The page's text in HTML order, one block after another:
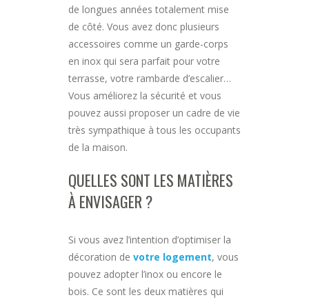
de longues années totalement mise
de côté. Vous avez donc plusieurs
accessoires comme un garde-corps
en inox qui sera parfait pour votre
terrasse, votre rambarde d’escalier…
Vous améliorez la sécurité et vous
pouvez aussi proposer un cadre de vie
très sympathique à tous les occupants
de la maison.
QUELLES SONT LES MATIÈRES
À ENVISAGER ?
Si vous avez l’intention d’optimiser la
décoration de votre logement, vous
pouvez adopter l’inox ou encore le
bois. Ce sont les deux matières qui